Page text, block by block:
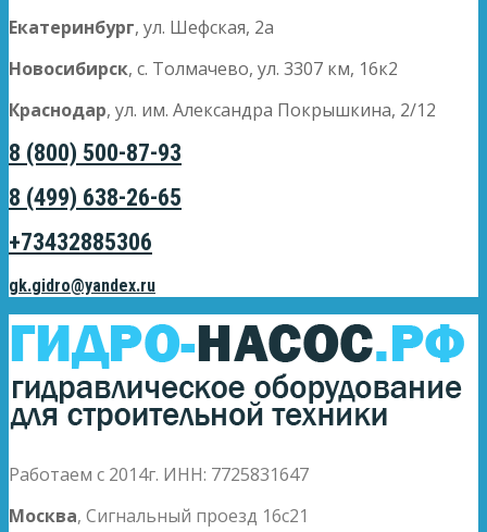
Екатеринбург, ул. Шефская, 2а
Новосибирск, с. Толмачево, ул. 3307 км, 16к2
Краснодар, ул. им. Александра Покрышкина, 2/12
8 (800) 500-87-93
8 (499) 638-26-65
+73432885306
gk.gidro@yandex.ru
Работаем с 2014г. ИНН: 7725831647
Москва, Сигнальный проезд 16с21